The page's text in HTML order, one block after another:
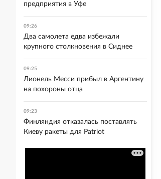
предприятия в Уфе
09:26
Два самолета едва избежали
крупного столкновения в Сиднее
09:25
Лионель Месси прибыл в Аргентину
на похороны отца
09:23
Финляндия отказалась поставлять
Киеву ракеты для Patriot